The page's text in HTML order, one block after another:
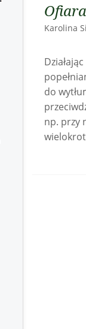
do
np. przy